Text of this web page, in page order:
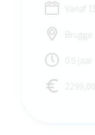
Vanaf
Brugge
0.5 jaar